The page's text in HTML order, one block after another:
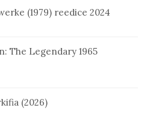
(1979) reedice 2024
The Legendary 1965
(2026)